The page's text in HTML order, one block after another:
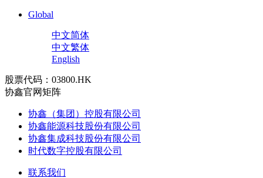
Global
中文简体
中文繁体
English
股票代码：03800.HK
协鑫官网矩阵
协鑫（集团）控股有限公司
协鑫能源科技股份有限公司
协鑫集成科技股份有限公司
时代数字控股有限公司
联系我们